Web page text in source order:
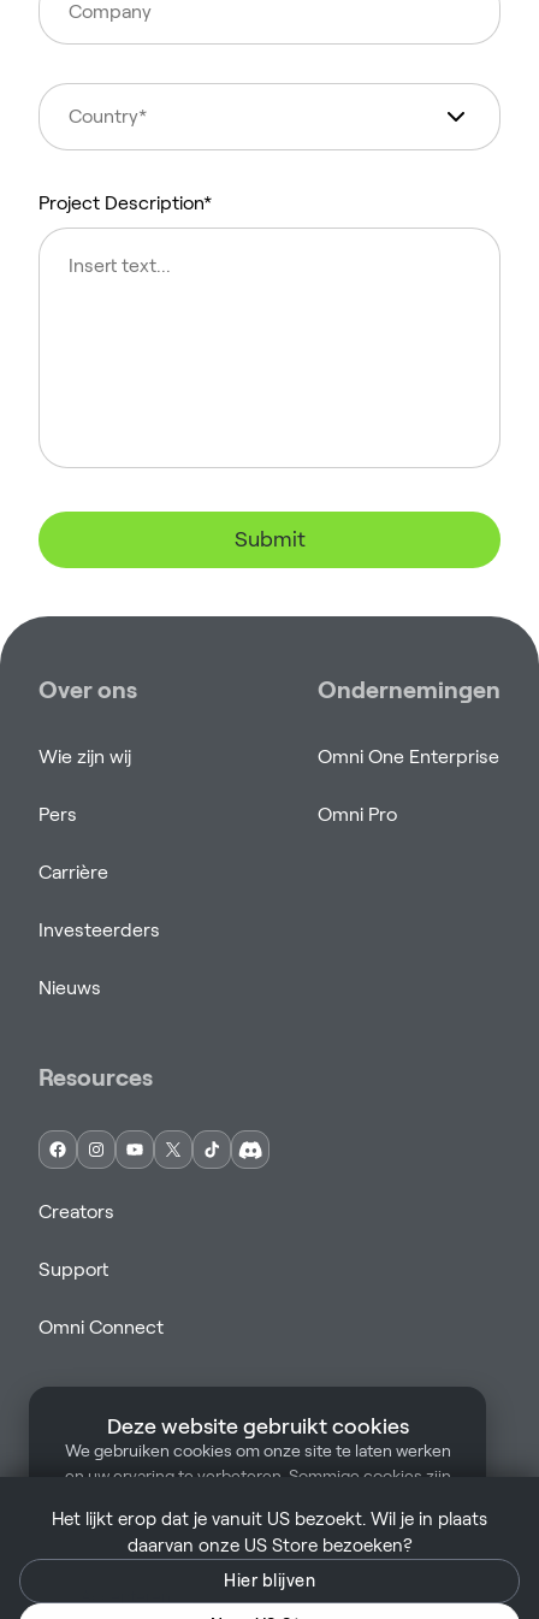
Project Description*
Over ons
Wie zijn wij
Pers
Carrière
Investeerders
Nieuws
Ondernemingen
Omni One Enterprise
Omni Pro
Resources
Creators
Support
Omni Connect
Cookies beheren
Deze website gebruikt cookies
We gebruiken cookies om onze site te laten werken
en uw ervaring te verbeteren. Sommige cookies zijn
site. Door op "Accepteren" te klikken, stemt u in met
ons gebruik van cookies.Meer informatie
Alleen noodzakelijke cookies
Het lijkt erop dat je vanuit US bezoekt. Wil je in plaats
daarvan onze US Store bezoeken?
Hier blijven